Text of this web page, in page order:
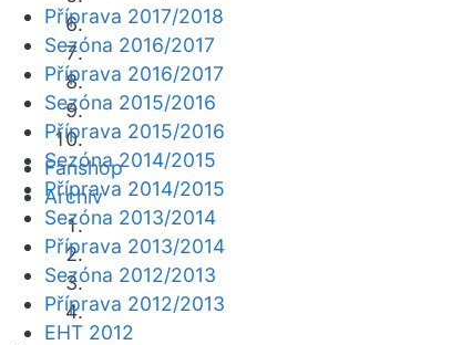
Fanshop
Archiv
Příprava 2017/2018
Sezóna 2016/2017
Příprava 2016/2017
Sezóna 2015/2016
Příprava 2015/2016
Sezóna 2014/2015
Příprava 2014/2015
Sezóna 2013/2014
Příprava 2013/2014
Sezóna 2012/2013
Příprava 2012/2013
EHT 2012